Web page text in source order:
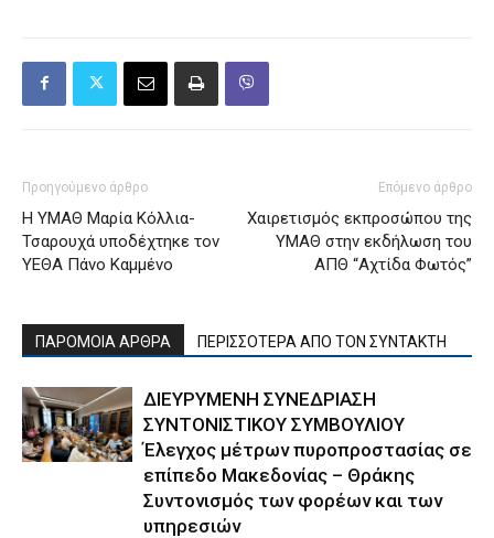
Προηγούμενο άρθρο
Η ΥΜΑΘ Μαρία Κόλλια-
Τσαρουχά υποδέχτηκε τον
ΥΕΘΑ Πάνο Καμμένο
Επόμενο άρθρο
Χαιρετισμός εκπροσώπου της
ΥΜΑΘ στην εκδήλωση του
ΑΠΘ “Αχτίδα Φωτός”
ΠΑΡΟΜΟΙΑ ΑΡΘΡΑ ΠΕΡΙΣΣΟΤΕΡΑ ΑΠΟ ΤΟΝ ΣΥΝΤΑΚΤΗ
ΔΙΕΥΡΥΜΕΝΗ ΣΥΝΕΔΡΙΑΣΗ
ΣΥΝΤΟΝΙΣΤΙΚΟΥ ΣΥΜΒΟΥΛΙΟΥ
Έλεγχος μέτρων πυροπροστασίας σε
επίπεδο Μακεδονίας – Θράκης
Συντονισμός των φορέων και των
υπηρεσιών